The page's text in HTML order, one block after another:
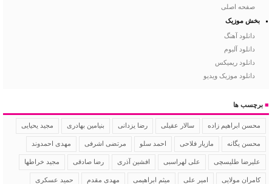
صفحه اصلی
بخش موزیک
دانلود آهنگ
دانلود آلبوم
دانلود ریمیکس
دانلود موزیک ویدیو
■ برچسب ها
محسن ابراهیم زاده سالار عقیلی رضا یزدانی بنیامین بهادری مجید یحیایی
محسن یگانه مازیار فلاحی احمد سلو مرتضی اشرفی مهدی احمدوند
علیرضا طلیسچی علی لهراسبی افشین آذری رضا صادقی مجید خراطها
کامران مولایی امیر علی میثم ابراهیمی مهدی مقدم حمید عسکری